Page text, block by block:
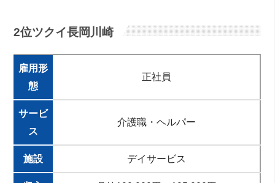
2位ツクイ長岡川崎
雇用形
態
正社員
サービ
ス
介護職・ヘルパー
施設 デイサービス